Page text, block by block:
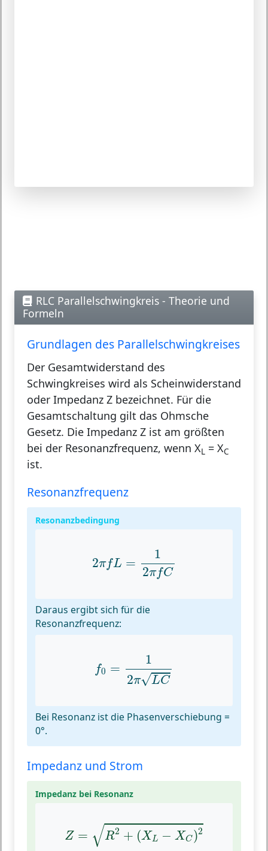
RLC Parallelschwingkreis - Theorie und
Formeln
Grundlagen des Parallelschwingkreises
Der Gesamtwiderstand des
Schwingkreises wird als Scheinwiderstand
oder Impedanz Z bezeichnet. Für die
Gesamtschaltung gilt das Ohmsche
Gesetz. Die Impedanz Z ist am größten
bei der Resonanzfrequenz, wenn XL = XC
ist.
Resonanzfrequenz
Resonanzbedingung
2πfL =
1
2πfC
πf
Daraus ergibt sich für die
Resonanzfrequenz:
f0 =
1
2π√LC
πL
Bei Resonanz ist die Phasenverschiebung =
0°.
Impedanz und Strom
Impedanz bei Resonanz
Z = √R2 + (XL − XC )2
R2+(XL−XC)2